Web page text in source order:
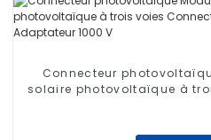
Connecteur
solaire photovoltaïque à